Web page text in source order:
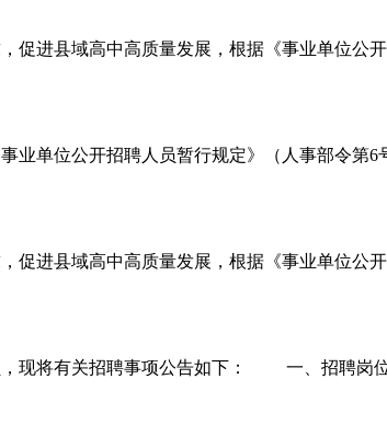
进县域高中高质量发展，根据《事业单位公
单位公开招聘人员暂行规定》（人事部令第6
进县域高中高质量发展，根据《事业单位公
现将有关招聘事项公告如下： 一、招聘岗